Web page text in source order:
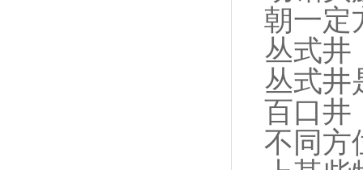
朝一定
丛式井
丛式井
百口井
不同方